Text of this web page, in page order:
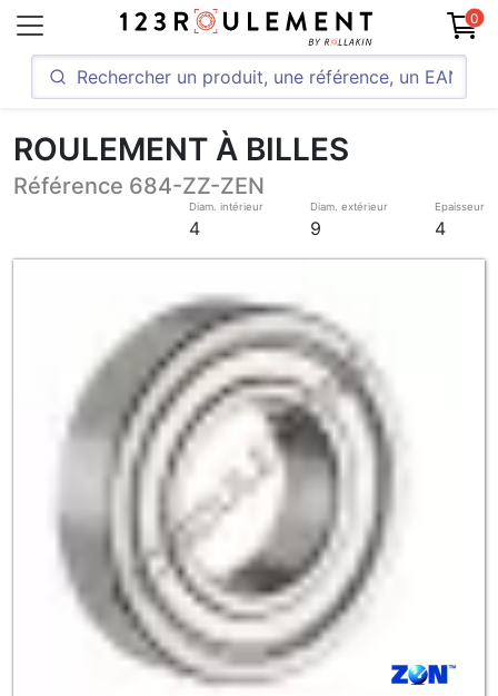
0
ROULEMENT À BILLES
Référence 684-ZZ-ZEN
Diam. intérieur
4
Diam. extérieur
9
Epaisseur
4